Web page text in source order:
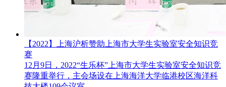
【2022】上海沪析赞助上海市大学生实验室安全知识竞
赛
12月9日，2022“生乐杯”上海市大学生实验室安全知识竞
赛隆重举行，主会场设在上海海洋大学临港校区海洋科